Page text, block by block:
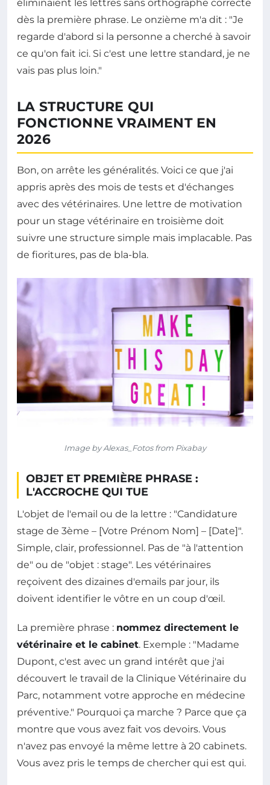
éliminaient les lettres sans orthographe correcte
dès la première phrase. Le onzième m'a dit : "Je
regarde d'abord si la personne a cherché à savoir
ce qu'on fait ici. Si c'est une lettre standard, je ne
vais pas plus loin."
LA STRUCTURE QUI
FONCTIONNE VRAIMENT EN
2026
Bon, on arrête les généralités. Voici ce que j'ai
appris après des mois de tests et d'échanges
avec des vétérinaires. Une lettre de motivation
pour un stage vétérinaire en troisième doit
suivre une structure simple mais implacable. Pas
de fioritures, pas de bla-bla.
Image by Alexas_Fotos from Pixabay
OBJET ET PREMIÈRE PHRASE :
L'ACCROCHE QUI TUE
L'objet de l'email ou de la lettre : "Candidature
stage de 3ème – [Votre Prénom Nom] – [Date]".
Simple, clair, professionnel. Pas de "à l'attention
de" ou de "objet : stage". Les vétérinaires
reçoivent des dizaines d'emails par jour, ils
doivent identifier le vôtre en un coup d'œil.
La première phrase : nommez directement le
vétérinaire et le cabinet. Exemple : "Madame
Dupont, c'est avec un grand intérêt que j'ai
découvert le travail de la Clinique Vétérinaire du
Parc, notamment votre approche en médecine
préventive." Pourquoi ça marche ? Parce que ça
montre que vous avez fait vos devoirs. Vous
n'avez pas envoyé la même lettre à 20 cabinets.
Vous avez pris le temps de chercher qui est qui.